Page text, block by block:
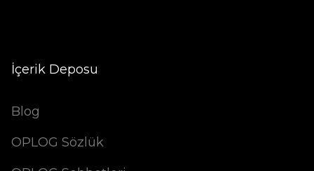
İçerik Deposu
Blog
OPLOG Sözlük